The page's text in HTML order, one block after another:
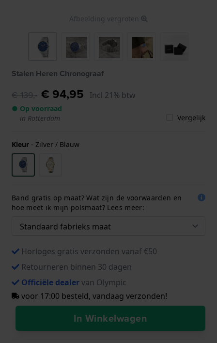
Afbeelding vergroten
Stalen Heren Chronograaf
€ 139,- € 94,95 Incl 21% btw
● Op voorraad
in Rotterdam
Vergelijk
Kleur - Zilver / Blauw
Band gratis op maat? Wat zijn de voorwaarden en
hoe meet ik mijn polsmaat? Lees meer:
Horloges gratis verzonden vanaf €50
Retourneren binnen 30 dagen
Officiële dealervan Olympic
voor 17:00 besteld, vandaag verzonden!
In Winkelwagen